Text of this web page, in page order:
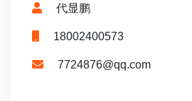
代显鹏
18002400573
7724876@qq.com